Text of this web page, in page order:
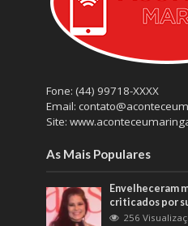
Fone: (44) 99718-XXXX
Email:
Site:
As Mais Populares
Envelheceram
criticados por
256